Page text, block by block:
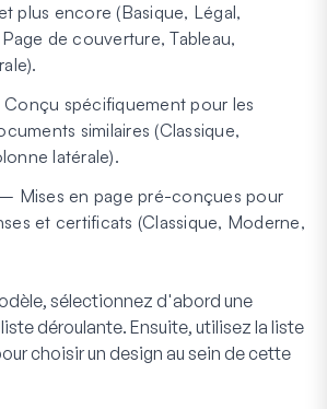
plus encore (Basique, Légal,
de couverture, Tableau,
spécifiquement pour les
similaires (Classique,
latérale).
Mises en page pré-conçues pour
et certificats (Classique, Moderne,
, sélectionnez d'abord une
déroulante. Ensuite, utilisez la liste
choisir un design au sein de cette